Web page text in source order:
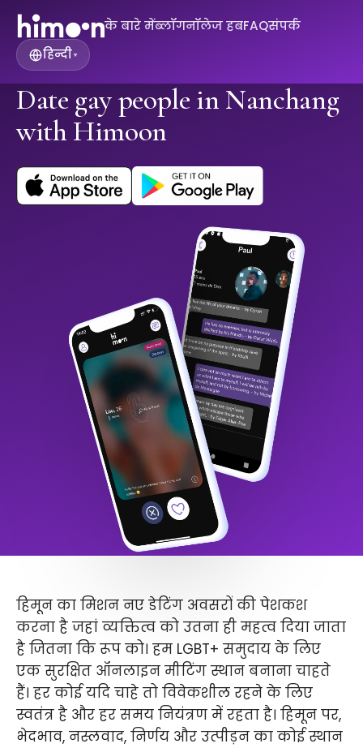
के बारे मेंब्लॉगनॉलेज हबFAQसंपर्क
हिन्दी▾
Date gay people in Nanchang
with Himoon
हिमून का मिशन नए डेटिंग अवसरों की पेशकश
करना है जहां व्यक्तित्व को उतना ही महत्व दिया जाता
है जितना कि रूप को। हम LGBT+ समुदाय के लिए
एक सुरक्षित ऑनलाइन मीटिंग स्थान बनाना चाहते
हैं। हर कोई यदि चाहे तो विवेकशील रहने के लिए
स्वतंत्र है और हर समय नियंत्रण में रहता है। हिमून पर,
भेदभाव, नस्लवाद, निर्णय और उत्पीड़न का कोई स्थान